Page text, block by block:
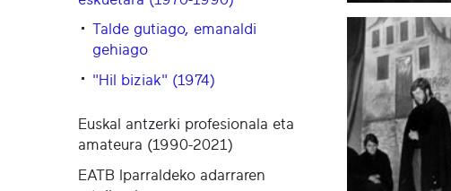
Talde gutiago, emanaldi
gehiago
"Hil biziak" (1974)
Euskal antzerki profesionala eta
amateura (1990-2021)
EATB Iparraldeko adarraren